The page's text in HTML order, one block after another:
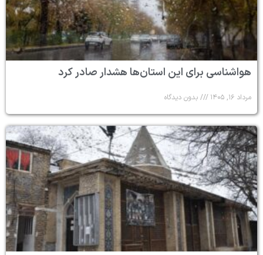
هواشناسی برای این استان‌ها هشدار صادر کرد
مرداد ۱۶, ۱۴۰۵ بدون دیدگاه